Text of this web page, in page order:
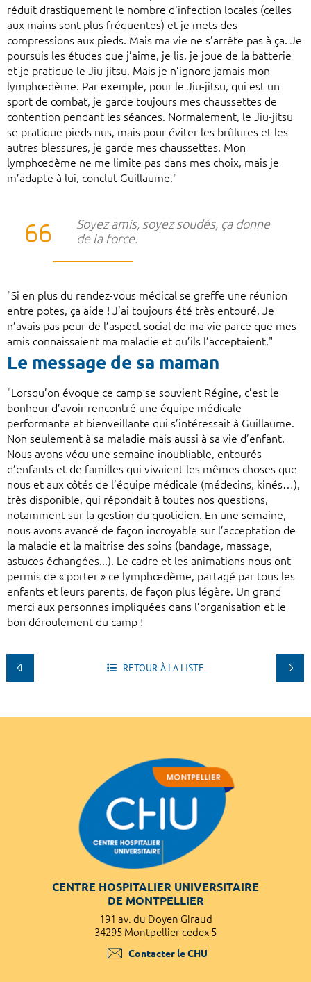
réduit drastiquement le nombre d'infection locales (celles
aux mains sont plus fréquentes) et je mets des
compressions aux pieds. Mais ma vie ne s’arrête pas à ça. Je
poursuis les études que j’aime, je lis, je joue de la batterie
et je pratique le Jiu-jitsu. Mais je n’ignore jamais mon
lymphœdème. Par exemple, pour le Jiu-jitsu, qui est un
sport de combat, je garde toujours mes chaussettes de
contention pendant les séances. Normalement, le Jiu-jitsu
se pratique pieds nus, mais pour éviter les brûlures et les
autres blessures, je garde mes chaussettes. Mon
lymphœdème ne me limite pas dans mes choix, mais je
m’adapte à lui, conclut Guillaume."
Soyez amis, soyez soudés, ça donne
de la force.
"Si en plus du rendez-vous médical se greffe une réunion
entre potes, ça aide ! J’ai toujours été très entouré. Je
n’avais pas peur de l’aspect social de ma vie parce que mes
amis connaissaient ma maladie et qu’ils l’acceptaient."
Le message de sa maman
"Lorsqu’on évoque ce camp se souvient Régine, c’est le
bonheur d’avoir rencontré une équipe médicale
performante et bienveillante qui s’intéressait à Guillaume.
Non seulement à sa maladie mais aussi à sa vie d’enfant.
Nous avons vécu une semaine inoubliable, entourés
d’enfants et de familles qui vivaient les mêmes choses que
nous et aux côtés de l’équipe médicale (médecins, kinés…),
très disponible, qui répondait à toutes nos questions,
notamment sur la gestion du quotidien. En une semaine,
nous avons avancé de façon incroyable sur l’acceptation de
la maladie et la maitrise des soins (bandage, massage,
astuces échangées...). Le cadre et les animations nous ont
permis de « porter » ce lymphœdème, partagé par tous les
enfants et leurs parents, de façon plus légère. Un grand
merci aux personnes impliquées dans l’organisation et le
bon déroulement du camp !
RETOUR À LA LISTE
CENTRE HOSPITALIER UNIVERSITAIRE
DE MONTPELLIER
191 av. du Doyen Giraud
34295 Montpellier cedex 5
Contacter le CHU